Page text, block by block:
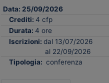
Data: 25/09/2026
Crediti: 4 cfp
Durata: 4 ore
Iscrizioni: dal 13/07/2026
al 22/09/2026
Tipologia: conferenza